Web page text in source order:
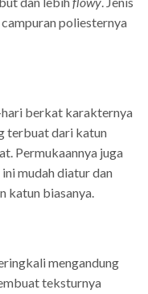
poliesternya
berkat karakternya
terbuat dari katun
Permukaannya juga
mudah diatur dan
katun biasanya.
mengandung
teksturnya